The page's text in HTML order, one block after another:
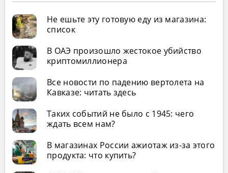
Не ешьте эту готовую еду из магазина:
список
В ОАЭ произошло жестокое убийство
криптомиллионера
Все новости по падению вертолета на
Кавказе: читать здесь
Таких событий не было с 1945: чего
ждать всем нам?
В магазинах России ажиотаж из-за этого
продукта: что купить?